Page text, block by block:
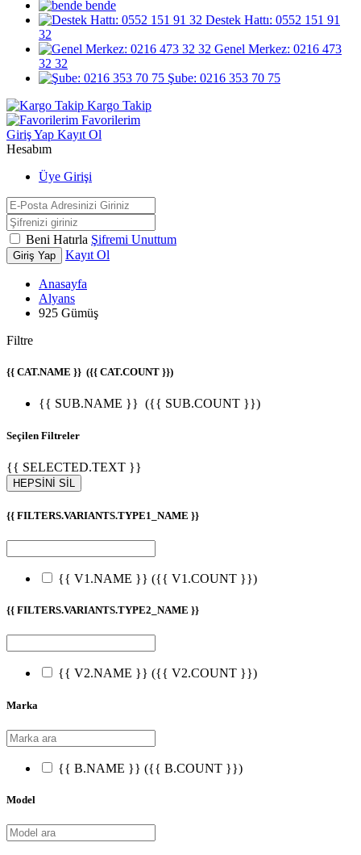
bende
Destek Hattı: 0552 151 91
32
Genel Merkez: 0216 473
32 32
Şube: 0216 353 70 75
Kargo Takip
Favorilerim
Giriş Yap Kayıt Ol
Hesabım
Üye Girişi
Beni Hatırla Şifremi Unuttum
Giriş Yap Kayıt Ol
Anasayfa
Alyans
925 Gümüş
Filtre
{{ CAT.NAME }} ({{ CAT.COUNT }})
{{ SUB.NAME }} ({{ SUB.COUNT }})
Seçilen Filtreler
{{ SELECTED.TEXT }}
HEPSİNİ SİL
{{ FILTERS.VARIANTS.TYPE1_NAME }}
{{ V1.NAME }} ({{ V1.COUNT }})
{{ FILTERS.VARIANTS.TYPE2_NAME }}
{{ V2.NAME }} ({{ V2.COUNT }})
Marka
{{ B.NAME }} ({{ B.COUNT }})
Model